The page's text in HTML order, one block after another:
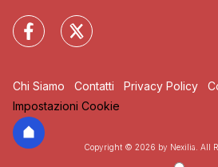
Chi Siamo Contatti Privacy Policy
Impostazioni Cookie
Copyright © 2026 by Nexilia. All